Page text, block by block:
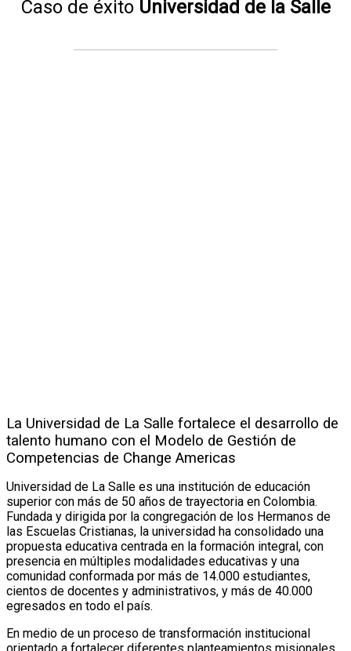
Caso de éxito Universidad de la Salle
La Universidad de La Salle fortalece el desarrollo de
talento humano con el Modelo de Gestión de
Competencias de Change Americas
Universidad de La Salle es una institución de educación
superior con más de 50 años de trayectoria en Colombia.
Fundada y dirigida por la congregación de los Hermanos de
las Escuelas Cristianas, la universidad ha consolidado una
propuesta educativa centrada en la formación integral, con
presencia en múltiples modalidades educativas y una
comunidad conformada por más de 14.000 estudiantes,
cientos de docentes y administrativos, y más de 40.000
egresados en todo el país.
En medio de un proceso de transformación institucional